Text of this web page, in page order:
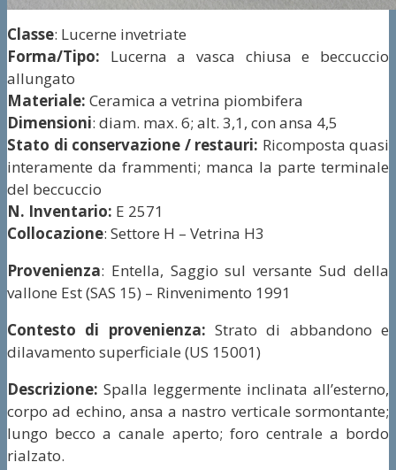
Classe: Lucerne invetriate
Forma/Tipo: Lucerna a vasca chiusa e beccuccio
allungato
Materiale: Ceramica a vetrina piombifera
Dimensioni: diam. max. 6; alt. 3,1, con ansa 4,5
Stato di conservazione / restauri: Ricomposta quasi
interamente da frammenti; manca la parte terminale
del beccuccio
N. Inventario: E 2571
Collocazione: Settore H – Vetrina H3
Provenienza: Entella, Saggio sul versante Sud della
vallone Est (SAS 15) – Rinvenimento 1991
Contesto di provenienza: Strato di abbandono e
dilavamento superficiale (US 15001)
Descrizione: Spalla leggermente inclinata all’esterno,
corpo ad echino, ansa a nastro verticale sormontante;
lungo becco a canale aperto; foro centrale a bordo
rialzato.